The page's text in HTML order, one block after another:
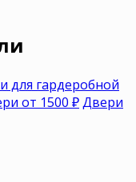
для гардеробной
от 1500 ₽Двери